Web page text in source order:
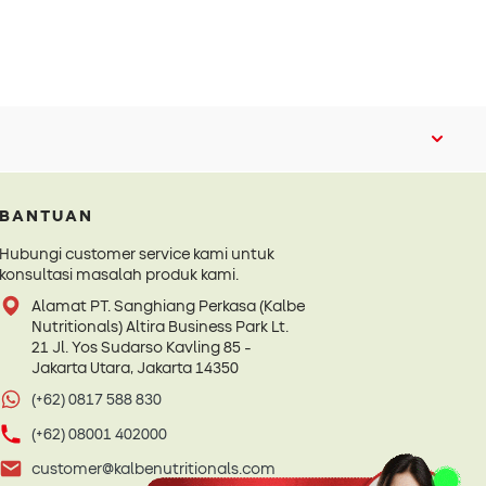
BANTUAN
Hubungi customer service kami untuk
konsultasi masalah produk kami.
Alamat PT. Sanghiang Perkasa (Kalbe
Nutritionals) Altira Business Park Lt.
21 Jl. Yos Sudarso Kavling 85 -
Jakarta Utara, Jakarta 14350
(+62) 0817 588 830
(+62) 08001 402000
customer@kalbenutritionals.com